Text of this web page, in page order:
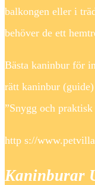
balkongen eller i
behöver de ett
Bästa kaninbur för
rätt kaninbur
”Snygg och
http s://
Kaninburar